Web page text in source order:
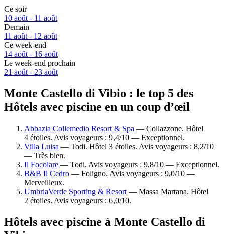
Ce soir
10 août - 11 août
Demain
11 août - 12 août
Ce week-end
14 août - 16 août
Le week-end prochain
21 août - 23 août
Monte Castello di Vibio : le top 5 des
Hôtels avec piscine en un coup d’œil
Abbazia Collemedio Resort & Spa — Collazzone. Hôtel
4 étoiles. Avis voyageurs : 9,4/10 — Exceptionnel.
Villa Luisa — Todi. Hôtel 3 étoiles. Avis voyageurs : 8,2/10
— Très bien.
Il Focolare — Todi. Avis voyageurs : 9,8/10 — Exceptionnel.
B&B Il Cedro — Foligno. Avis voyageurs : 9,0/10 —
Merveilleux.
UmbriaVerde Sporting & Resort — Massa Martana. Hôtel
2 étoiles. Avis voyageurs : 6,0/10.
Hôtels avec piscine à Monte Castello di